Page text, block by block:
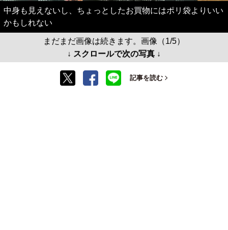
中身も見えないし、ちょっとしたお買物にはポリ袋よりいい
かもしれない
まだまだ画像は続きます。画像（1/5）
↓ スクロールで次の写真 ↓
記事を読む